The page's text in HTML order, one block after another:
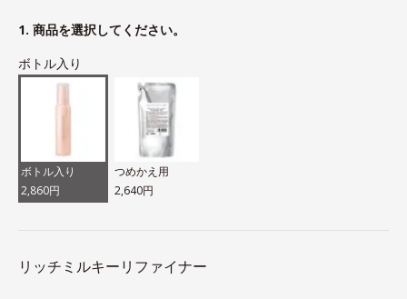
1. 商品を選択してください。
ボトル入り
ボトル入り
2,860円
つめかえ用
2,640円
リッチミルキーリファイナー